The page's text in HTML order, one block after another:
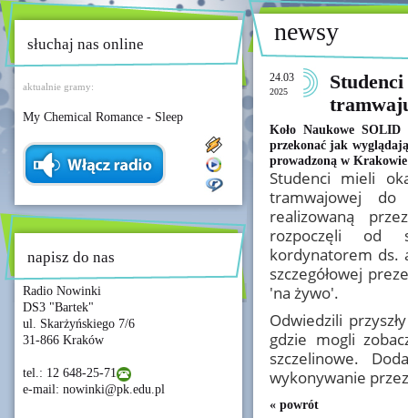
słuchaj nas online
aktualnie gramy:
My Chemical Romance - Sleep
napisz do nas
Radio Nowinki
DS3 "Bartek"
ul. Skarżyńskiego 7/6
31-866 Kraków
tel.: 12 648-25-71
e-mail: nowinki@pk.edu.pl
newsy
24.03
2025
Koło Naukowe SOLID
przekonać jak
prowadzoną w
Studenci mieli
tramwajowej do
realizowaną
rozpoczęli od
kordynatorem ds.
szczegółowej
'na żywo'.
Odwiedzili
gdzie mogli
szczelinowe.
wykonywanie
« powrót